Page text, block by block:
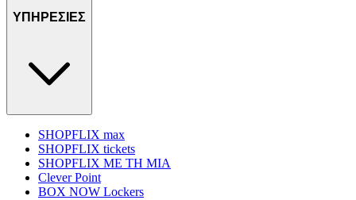
ΥΠΗΡΕΣΙΕΣ
SHOPFLIX max
SHOPFLIX tickets
SHOPFLIX ΜΕ ΤΗ ΜΙΑ
Clever Point
BOX NOW Lockers